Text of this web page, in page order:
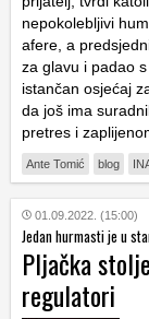
nepokolebljivi
afere, a
za glavu i padao
istančan osjećaj
da još ima
pretres i
Ante Tomić blog
01.09.2022. (15:00)
Jedan hurmasti je u
Pljačka
regulatori